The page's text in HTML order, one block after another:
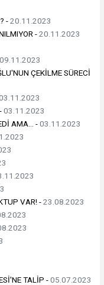
-20.11.2023
-20.11.2023
09.11.2023
ÇEKİLME SÜRECİ
03.11.2023
AMA… -03.11.2023
VAR! -23.08.2023
TALİP -05.07.2023